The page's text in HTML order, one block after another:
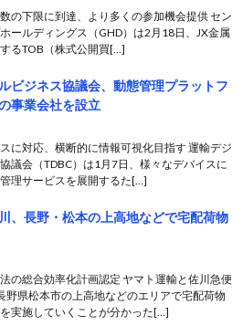
の下限に到達、より多くの参加機会提供 セン
ールディングス（GHD）は2月18日、JX金属
るTOB（株式公開買[…]
ビジネス協議会、動態管理プラットフ
事業会社を設立
に対応、横断的に情報可視化目指す 運輸デジ
議会（TDBC）は1月7日、様々なデバイスに
理サービスを展開するた[…]
、長野・松本の上高地などで宅配荷物
の総合効率化計画認定 ヤマト運輸と佐川急便
野県松本市の上高地などのエリアで宅配荷物
実施していくことが分かった[…]